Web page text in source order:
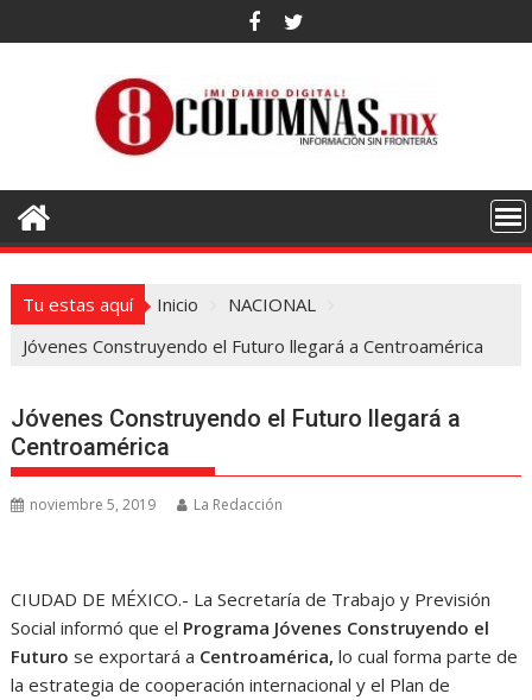
al
Tu estas aquí Inicio
NACIONAL
Jóvenes Construyendo el Futuro llegará a Centroamérica
Jóvenes Construyendo el Futuro llegará a
Centroamérica
noviembre 5, 2019 La Redacción
CIUDAD DE MÉXICO.- La Secretaría de Trabajo y Previsión
Social informó que el Programa Jóvenes Construyendo el
Futuro se exportará a Centroamérica,lo cual forma parte de
la estrategia de cooperación internacional y el Plan de